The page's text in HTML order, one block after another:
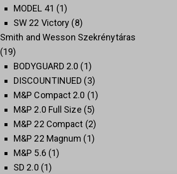
MODEL 41
1
SW 22 Victory 8
Smith and Wesson Szekrénytáras
19
BODYGUARD 2.0
1
DISCOUNTINUED
3
M&P Compact 2.0 1
M&P 2.0 Full Size 5
M&P 22 Compact 2
M&P 22 Magnum
1
M&P 5.6 1
SD 2.0 1